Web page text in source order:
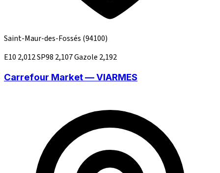
Saint-Maur-des-Fossés (94100)
E10 2,012SP98 2,107Gazole 2,192
Carrefour Market — VIARMES